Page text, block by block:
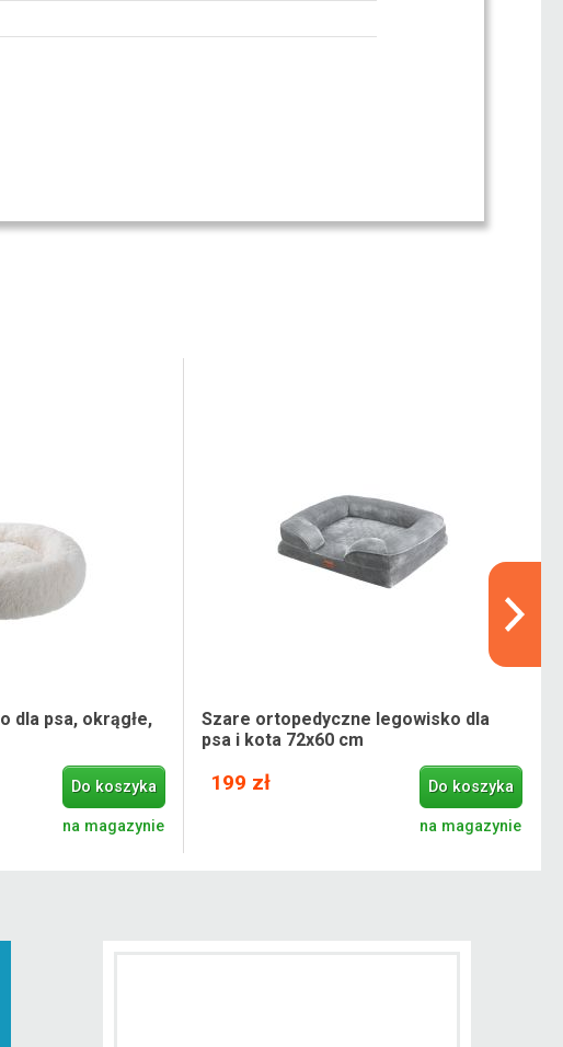
dla psa, okrągłe,
Do koszyka
na magazynie
Szare ortopedyczne legowisko dla
psa i kota 72x60 cm
199 zł Do koszyka
na magazynie